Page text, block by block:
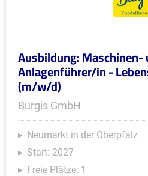
Ausbildung: Maschinen-
Anlagenführer/in -
(m/w/d)
Burgis GmbH
Neumarkt in der Oberpfalz
Start: 2027
Freie Plätze: 1